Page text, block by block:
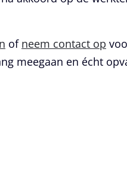
of neem contact op
meegaan en écht